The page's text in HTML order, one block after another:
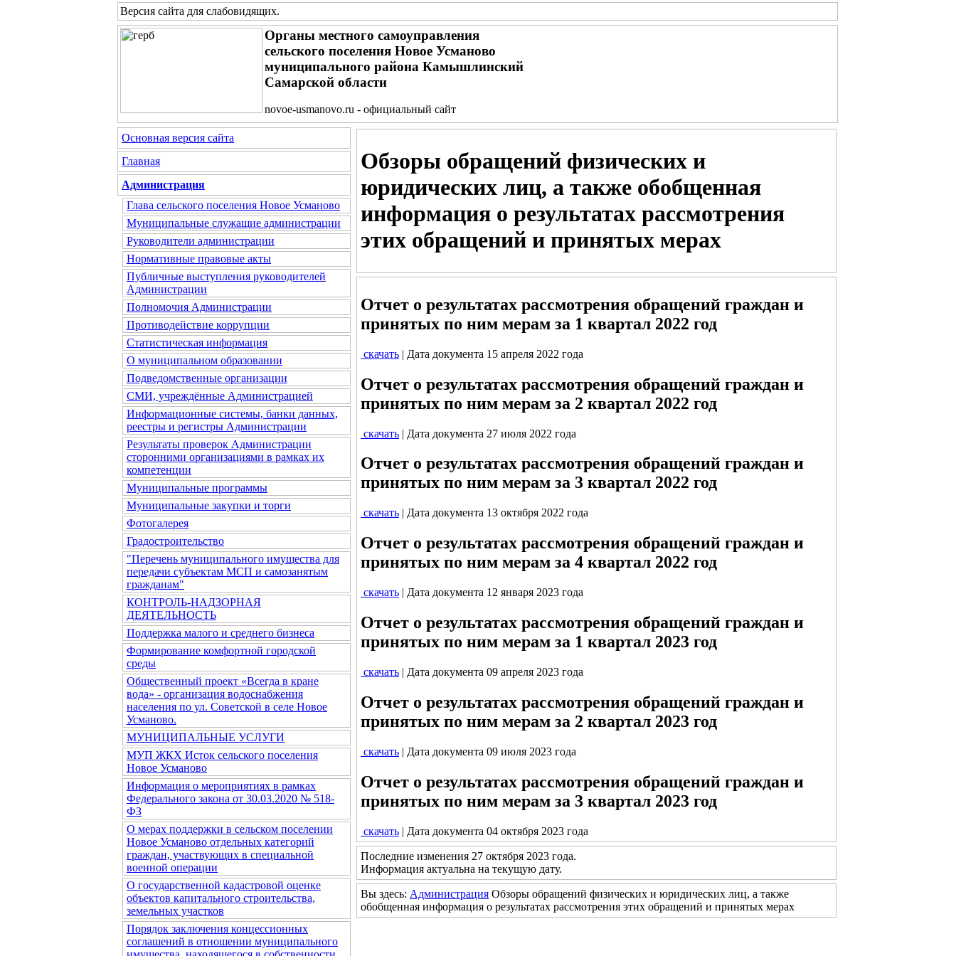
Версия сайта для слабовидящих.
Органы местного самоуправления
сельского поселения Новое Усманово
муниципального района Камышлинский
Самарской области
novoe-usmanovo.ru - официальный сайт
Основная версия сайта
Главная
Администрация
Глава сельского поселения Новое Усманово
Муниципальные служащие администрации
Руководители администрации
Нормативные правовые акты
Публичные выступления руководителей
Администрации
Полномочия Администрации
Противодействие коррупции
Статистическая информация
О муниципальном образовании
Подведомственные организации
СМИ, учреждённые Администрацией
Информационные системы, банки данных,
реестры и регистры Администрации
Результаты проверок Администрации
сторонними организациями в рамках их
компетенции
Муниципальные программы
Муниципальные закупки и торги
Фотогалерея
Градостроительство
"Перечень муниципального имущества для
передачи субъектам МСП и самозанятым
гражданам"
КОНТРОЛЬ-НАДЗОРНАЯ
ДЕЯТЕЛЬНОСТЬ
Поддержка малого и среднего бизнеса
Формирование комфортной городской
среды
Общественный проект «Всегда в кране
вода» - организация водоснабжения
населения по ул. Советской в селе Новое
Усманово.
МУНИЦИПАЛЬНЫЕ УСЛУГИ
МУП ЖКХ Исток сельского поселения
Новое Усманово
Информация о мероприятиях в рамках
Федерального закона от 30.03.2020 № 518-
ФЗ
О мерах поддержки в сельском поселении
Новое Усманово отдельных категорий
граждан, участвующих в специальной
военной операции
О государственной кадастровой оценке
объектов капитального строительства,
земельных участков
Порядок заключения концессионных
соглашений в отношении муниципального
Обзоры обращений физических и
юридических лиц, а также обобщенная
информация о результатах рассмотрения
этих обращений и принятых мерах
Отчет о результатах рассмотрения обращений граждан и
принятых по ним мерам за 1 квартал 2022 год
скачать | Дата документа 15 апреля 2022 года
Отчет о результатах рассмотрения обращений граждан и
принятых по ним мерам за 2 квартал 2022 год
скачать | Дата документа 27 июля 2022 года
Отчет о результатах рассмотрения обращений граждан и
принятых по ним мерам за 3 квартал 2022 год
скачать | Дата документа 13 октября 2022 года
Отчет о результатах рассмотрения обращений граждан и
принятых по ним мерам за 4 квартал 2022 год
скачать | Дата документа 12 января 2023 года
Отчет о результатах рассмотрения обращений граждан и
принятых по ним мерам за 1 квартал 2023 год
скачать | Дата документа 09 апреля 2023 года
Отчет о результатах рассмотрения обращений граждан и
принятых по ним мерам за 2 квартал 2023 год
скачать | Дата документа 09 июля 2023 года
Отчет о результатах рассмотрения обращений граждан и
принятых по ним мерам за 3 квартал 2023 год
скачать | Дата документа 04 октября 2023 года
Последние изменения 27 октября 2023 года.
Информация актуальна на текущую дату.
Вы здесь: Администрация Обзоры обращений физических и юридических лиц, а также
обобщенная информация о результатах рассмотрения этих обращений и принятых мерах